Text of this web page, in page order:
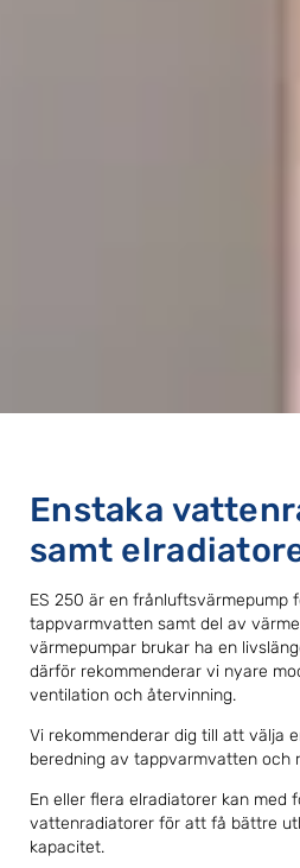
Enstaka
samt
ES 250 är en frånluftsvärmepump
tappvarmvatten samt del av
värmepumpar brukar ha en
därför rekommenderar vi nyare
ventilation och återvinning.
Vi rekommenderar dig till att välja
beredning av tappvarmvatten och
En eller flera elradiatorer kan med
vattenradiatorer för att få bättre
kapacitet.